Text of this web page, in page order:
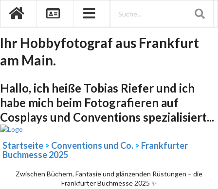
Ihr Hobbyfotograf aus Frankfurt
am Main.
Hallo, ich heiße Tobias Riefer und ich
habe mich beim Fotografieren auf
Cosplays und Conventions spezialisiert...
Startseite > Conventions und Co. > Frankfurter
Buchmesse 2025
Zwischen Büchern, Fantasie und glänzenden Rüstungen – die
Frankfurter Buchmesse 2025 ✨